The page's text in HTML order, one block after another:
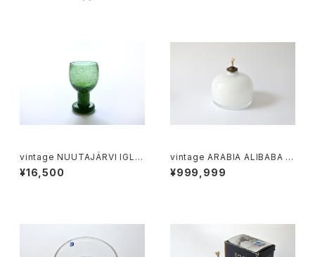
vintage NUUTAJÄRVI IGLU
wineglass green / ヴィンテ
ージ ヌータヤルヴィ イグル ワイ
¥16,500
vintage ARABIA ALIBABA oi
l lamp white / ヴィンテージ
アラビア アリババ オイルランプ
¥999,999